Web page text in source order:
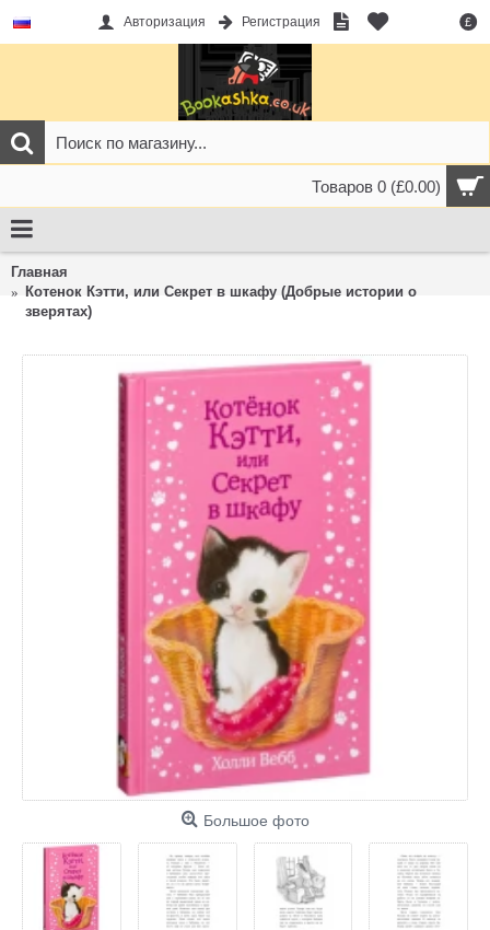
£
Авторизация Регистрация
Товаров 0 (£0.00)
Главная
Котенок Кэтти, или Секрет в шкафу (Добрые истории о
зверятах)
Большое фото